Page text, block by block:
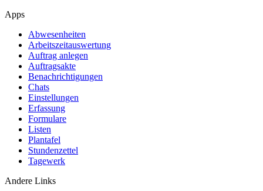
Apps
Abwesenheiten
Arbeitszeitauswertung
Auftrag anlegen
Auftragsakte
Benachrichtigungen
Chats
Einstellungen
Erfassung
Formulare
Listen
Plantafel
Stundenzettel
Tagewerk
Andere Links